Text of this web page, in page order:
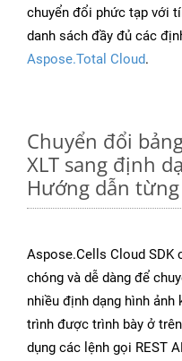
chuyển đổi phức tạp với
danh sách đầy đủ các
Aspose.Total Cloud.
Chuyển đổi
XLT sang định
Hướng dẫn
Aspose.Cells Cloud SDK
chóng và dễ dàng để
nhiều định dạng hình
trình được trình bày ở
dụng các lệnh gọi REST